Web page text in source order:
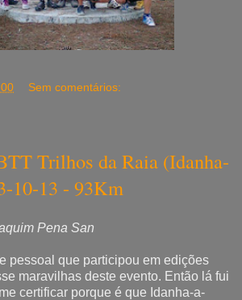
Sem comentários:
Trilhos da Raia (Idanha-
10-13 - 93Km
Pena San
pessoal que participou em edições
maravilhas deste evento. Então lá fui
certificar porque é que Idanha-a-